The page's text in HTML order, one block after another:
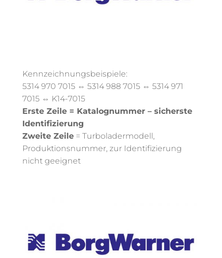
Kennzeichnungsbeispiele:
5314 970 7015 ⇔ 5314 988 7015 ⇔ 5314 971
7015 ⇔ K14-7015
Erste Zeile = Katalognummer – sicherste
Identifizierung
Zweite Zeile= Turboladermodell,
Produktionsnummer, zur Identifizierung
nicht geeignet